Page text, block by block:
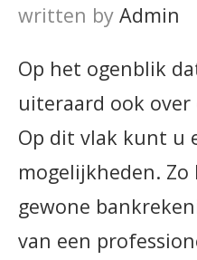
written by Admin
Op het ogenblik
uiteraard ook
Op dit vlak kunt u
mogelijkheden.
gewone
van een